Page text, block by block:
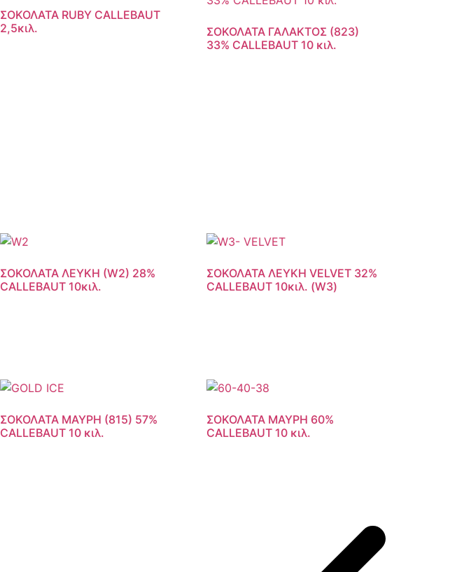
ΣΟΚΟΛΑΤΑ RUBY CALLEBAUT
2,5κιλ.
ΣΟΚΟΛΑΤΑ ΓΑΛΑΚΤΟΣ (823)
33% CALLEBAUT 10 κιλ.
ΣΟΚΟΛΑΤΑ ΛΕΥΚΗ (W2) 28%
CALLEBAUT 10κιλ.
ΣΟΚΟΛΑΤΑ ΛΕΥΚΗ VELVET 32%
CALLEBAUT 10κιλ. (W3)
ΣΟΚΟΛΑΤΑ ΜΑΥΡΗ (815) 57%
CALLEBAUT 10 κιλ.
ΣΟΚΟΛΑΤΑ ΜΑΥΡΗ 60%
CALLEBAUT 10 κιλ.